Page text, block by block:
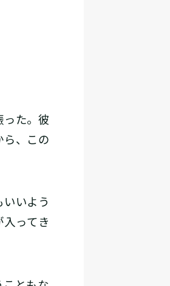
た。彼
ら、この
いよう
ってき